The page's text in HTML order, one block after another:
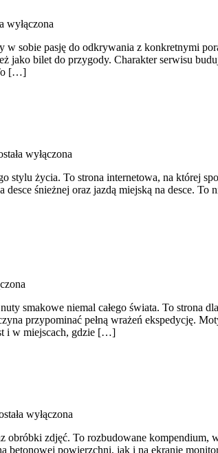
wyłączona
sobie pasję do odkrywania z konkretnymi
jako bilet do przygody. Charakter serwisu
[…]
wyłączona
życia. To strona internetowa, na której
śnieżnej oraz jazdą miejską na desce.
smakowe niemal całego świata. To strona
przypominać pełną wrażeń ekspedycję.
i w miejscach, gdzie […]
wyłączona
zdjęć. To rozbudowane kompendium,
powierzchni, jak i na ekranie